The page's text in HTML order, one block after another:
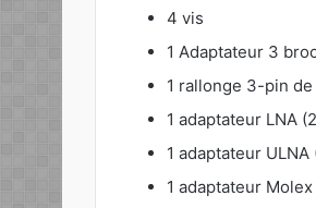
4 vis
1 Adaptateur 3
1 rallonge 3-pin
1 adaptateur LNA
1 adaptateur ULNA
1 adaptateur